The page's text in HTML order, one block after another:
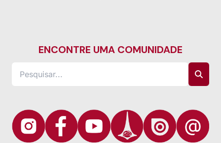
ENCONTRE UMA COMUNIDADE